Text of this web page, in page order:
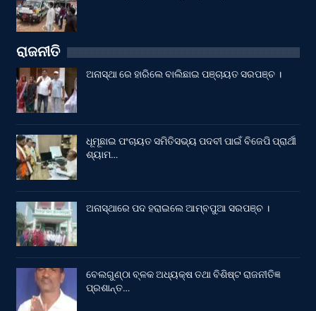
ରାଜନୀତି
ଅନାସ୍ଥା ରେ ହାରିଲେ ବାଲିଛାଇ ପଞ୍ଚାୟତ ସରପଞ୍ଚ ।
ଧୂମୂଛାଇ ପଂଚାୟତ ସମିତିସଭ୍ୟ ପଦବୀ ପାଇଁ ବିଜେପି ପ୍ରାର୍ଥୀ
ଶ୍ୟାମ…
ଅନାସ୍ଥାରେ ପଦ ହରାଇଲେ ଆମ୍ବପୁଆ ସରପଞ୍ଚ ।
ବେଲଗୁଣ୍ଠା ବ୍ଳକ ଅଧ୍ୟକ୍ଷ ତଥା ବିଶିଷ୍ଟ ରାଜନୀତିଜ୍ଞ
ପ୍ରଶାନ୍ତ…